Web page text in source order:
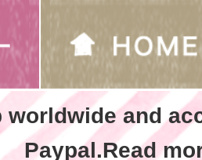
worldwide and
Paypal.Read